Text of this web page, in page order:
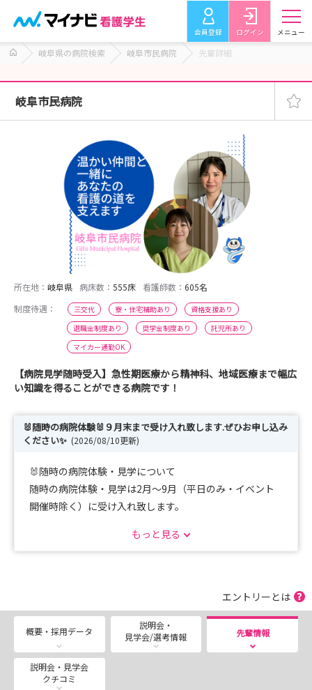
会員登録 ログイン メニュー
岐阜県の病院検索 岐阜市民病院 先輩詳細
岐阜市民病院
所在地： 岐阜県 病床数： 555床 看護師数： 605名
制度待遇：
三交代 寮・住宅補助あり
資格支援あり
退職金制度あり
奨学金制度あり
託児所あり
マイカー通勤OK
【病院見学随時受入】急性期医療から精神科、地域医療まで幅広
い知識を得ることができる病院です！
🐰随時の病院体験🐰９月末まで受け入れ致します.ぜひお申し込み
ください✨ (2026/08/10更新)
🐰随時の病院体験・見学について
随時の病院体験・見学は2月～9月（平日のみ・イベント
開催時除く）に受け入れ致します。
🌺＜第３弾＞夏の病院見学会について
9月12日（土）・9月26日（土）
9：00～12：30 定員：各日12名 両日満席となりまし
た。
もっと見る
エントリーとは
概要・採用データ
説明会・
見学会/選考情報
先輩情報
説明会・見学会
クチコミ